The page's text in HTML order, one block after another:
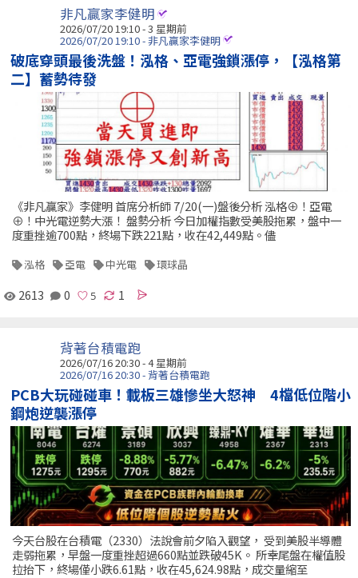
非凡贏家李健明
2026/07/20 19:10 - 3 星期前
2026/07/20 19:10 - 非凡贏家李健明
破底穿頭最後洗盤！泓格、亞電強鎖漲停，【泓格第
二】蓄勢待發
《非凡贏家》李健明 首席分析師 7/20(一)盤後分析 泓格⊕！亞電
⊕！中光電逆勢大漲！ 盤勢分析 今日加權指數受美股拖累，盤中一
度重挫逾700點，終場下跌221點，收在42,449點。儘
泓格 亞電 中光電 環球晶
2613 0 1
背著台積電跑
2026/07/16 20:30 - 4 星期前
2026/07/16 20:30 - 背著台積電跑
PCB大玩碰碰車！載板三雄慘坐大怒神 4檔低位階小
鋼炮逆襲漲停
今天台股在台積電（2330）法說會前夕陷入觀望， 受到美股半導體
走弱拖累，早盤一度重挫超過660點並跌破45K。 所幸尾盤在權值股
拉抬下，終場僅小跌6.61點，收在45,624.98點，成交量縮至